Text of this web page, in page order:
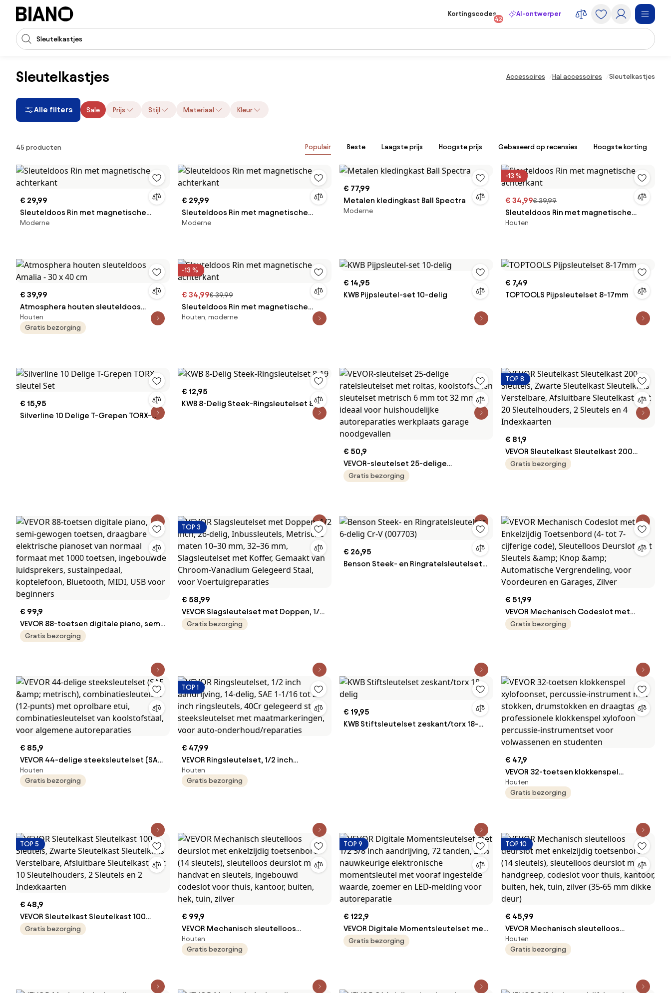
Navigatie overslaan, naar inhoud springen
Zoekopdracht invoeren
Kortingscodes
42
AI-ontwerper
Sleutelkastjes Accessoires Hal accessoires Sleutelkastjes
Alle filters Sale Prijs Stijl Materiaal Kleur
Producten
45 producten Populair Beste Laagste prijs Hoogste prijs Gebaseerd op recensies Hoogste korting
€ 29,99
Sleuteldoos Rin met magnetische
achterkant
Moderne
€ 29,99
Sleuteldoos Rin met magnetische
achterkant
Moderne
€ 77,99
Metalen kledingkast Ball Spectra
Moderne
-13 %
€ 34,99€ 39,99
Sleuteldoos Rin met magnetische
achterkant
Houten
€ 39,99
Atmosphera houten sleuteldoos
Amalia - 30 x 40 cm
Houten
Gratis bezorging
-13 %
€ 34,99€ 39,99
Sleuteldoos Rin met magnetische
achterkant
Houten, moderne
€ 14,95
KWB Pijpsleutel-set 10-delig
€ 7,49
TOPTOOLS Pijpsleutelset 8-17mm
€ 15,95
Silverline 10 Delige T-Grepen TORX-
€ 12,95
KWB 8-Delig Steek-Ringsleutelset 8-19
€ 50,9
VEVOR-sleutelset 25-delige
ratelsleutelset met roltas,
werkplaats garage noodgevallen
Gratis bezorging
TOP 8
€ 81,9
VEVOR Sleutelkast Sleutelkast 200
Sleutels, Zwarte Sleutelkast
Gratis bezorging
€ 99,9
VEVOR 88-toetsen digitale piano, semi-
gewogen toetsen, draagbare
sustainpedaal, koptelefoon, Bluetooth,
MIDI, USB voor beginners
Gratis bezorging
TOP 3
€ 58,99
VEVOR Slagsleutelset met Doppen, 1/2
inch, 26-delig, Inbussleutels,
Voertuigreparaties
Gratis bezorging
€ 26,95
Benson Steek- en Ringratelsleutelset
€ 51,99
VEVOR Mechanisch Codeslot met
Enkelzijdig Toetsenbord (4- tot 7-
Gratis bezorging
€ 85,9
VEVOR 44-delige steeksleutelset (SAE
&amp; metrisch),
combinatiesleutelset (12-punts) met
Houten
Gratis bezorging
TOP 1
€ 47,99
VEVOR Ringsleutelset, 1/2 inch
aandrijving, 14-delig, SAE 1-1/16 tot 2
inch ringsleutels, 40Cr gelegeerd
Houten
Gratis bezorging
€ 19,95
KWB Stiftsleutelset zeskant/torx 18-
€ 47,9
VEVOR 32-toetsen klokkenspel
xylofoonset, percussie-instrument
met stokken, drumstokken en
voor volwassenen en studenten
Houten
Gratis bezorging
TOP 5
€ 48,9
VEVOR Sleutelkast Sleutelkast 100
Sleutels, Zwarte Sleutelkast
Gratis bezorging
€ 99,9
VEVOR Mechanisch sleutelloos
deurslot met enkelzijdig toetsenbord
(14 sleutels), sleutelloos deurslot met
hek, tuin, zilver
Houten
Gratis bezorging
TOP 9
€ 122,9
VEVOR Digitale Momentsleutelset met
1/2 3/8 inch aandrijving, 72 tanden, ±2%
autoreparatie
Gratis bezorging
TOP 10
€ 45,99
VEVOR Mechanisch sleutelloos
deurslot met enkelzijdig toetsenbord
(14 sleutels), sleutelloos deurslot met
mm dikke deur)
Houten
Gratis bezorging